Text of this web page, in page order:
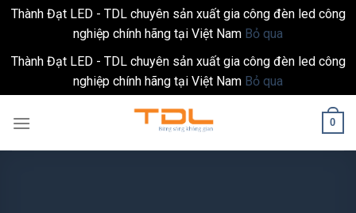
Thành Đạt LED - TDL chuyên sản xuất gia công đèn led công
nghiệp chính hãng tại Việt Nam Bỏ qua
Thành Đạt LED - TDL chuyên sản xuất gia công đèn led công
nghiệp chính hãng tại Việt Nam Bỏ qua
0